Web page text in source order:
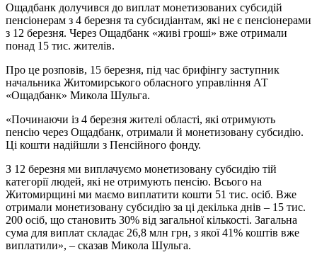
Ощадбанк долучився до виплат монетизованих субсидій
пенсіонерам з 4 березня та субсидіантам, які не є пенсіонерами
з 12 березня. Через Ощадбанк «живі гроші» вже отримали
понад 15 тис. жителів.
Про це розповів, 15 березня, під час брифінгу заступник
начальника Житомирського обласного управління АТ
«Ощадбанк» Микола Шульга.
«Починаючи із 4 березня жителі області, які отримують
пенсію через Ощадбанк, отримали й монетизовану субсидію.
Ці кошти надійшли з Пенсійного фонду.
З 12 березня ми виплачуємо монетизовану субсидію тій
категорії людей, які не отримують пенсію. Всього на
Житомирщині ми маємо виплатити кошти 51 тис. осіб. Вже
отримали монетизовану субсидію за ці декілька днів – 15 тис.
200 осіб, що становить 30% від загальної кількості. Загальна
сума для виплат складає 26,8 млн грн, з якої 41% коштів вже
виплатили», – сказав Микола Шульга.